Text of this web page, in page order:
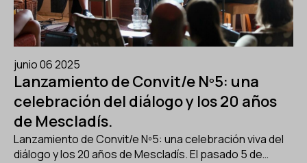
junio 06 2025
Lanzamiento de Convit/e Nº5: una
celebración del diálogo y los 20 años
de Mescladís.
Lanzamiento de Convit/e Nº5: una celebración viva del
diálogo y los 20 años de Mescladís. El pasado 5 de…